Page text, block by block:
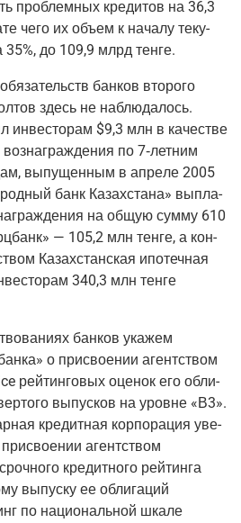
про­блем­ных кре­ди­тов на 36,3
чего их объ­ем к нача­лу теку­
до 109,9 млрд тенге.
бан­ков вто­ро­го
здесь не наблю­да­лось.
инве­сто­рам $9,3 млн в каче­стве
по 7‑летним
выпу­щен­ным в апре­ле 2005
банк Казах­ста­на» выпла­
на общую сум­му 610
— 105,2 млн тен­ге, а кон­
Казах­стан­ская ипо­теч­ная
340,3 млн тен­ге
бан­ков ука­жем
о при­сво­е­нии агент­ством
рей­тин­го­вых оце­нок его обли­
выпус­ков на уровне «В3».
кре­дит­ная кор­по­ра­ция уве­
агент­ством
кре­дит­но­го рей­тин­га
выпус­ку ее обли­га­ций
по наци­о­наль­ной шка­ле